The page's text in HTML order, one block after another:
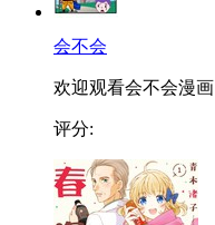
会不会
欢迎观看会不会漫画
评分: